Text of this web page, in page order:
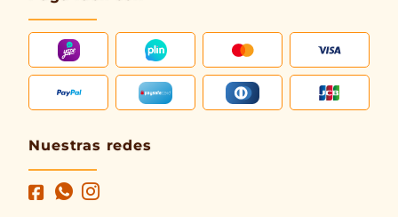
Nuestras redes